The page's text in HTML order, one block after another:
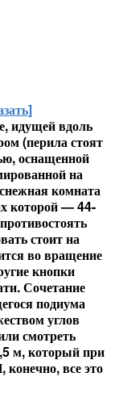
идущей вдоль
(перила стоят
оснащенной
на
комната
которой — 44-
стоит на
во вращение
кнопки
Сочетание
подиума
углов
смотреть
м, который при
конечно, все это